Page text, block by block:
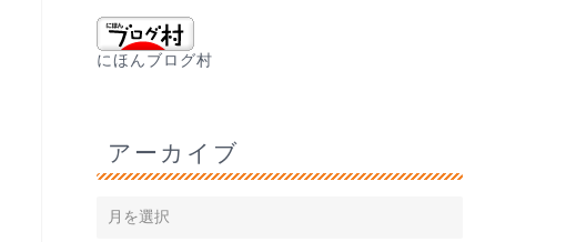
にほんブログ村
アーカイブ